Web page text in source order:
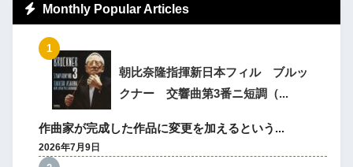
Monthly Popular Articles
朝比奈隆指揮新日本フィル ブルッ
クナー 交響曲第3番ニ短調（...
作曲家が完成した作品に変更を加えるという...
2026年7月9日